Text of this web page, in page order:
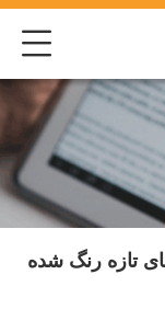
تازه رنگ شده